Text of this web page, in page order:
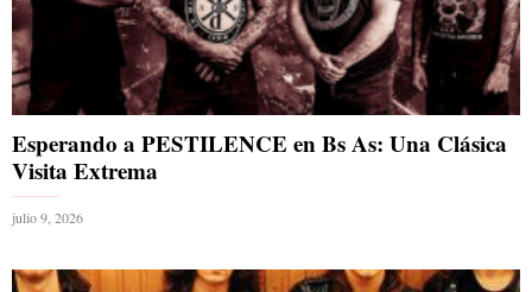
Esperando a PESTILENCE en Bs As: Una Clásica
Visita Extrema
julio 9, 2026